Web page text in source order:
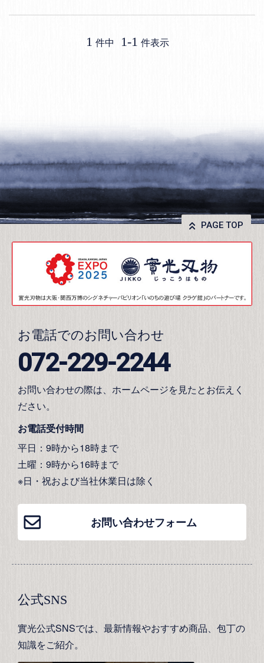
1 件中 1-1 件表示
PAGE TOP
お電話でのお問い合わせ
072-229-2244
お問い合わせの際は、ホームページを見たとお伝えく
ださい。
お電話受付時間
平日：9時から18時まで
土曜：9時から16時まで
※日・祝および当社休業日は除く
お問い合わせフォーム
公式SNS
實光公式SNSでは、最新情報やおすすめ商品、包丁の
知識をご紹介。